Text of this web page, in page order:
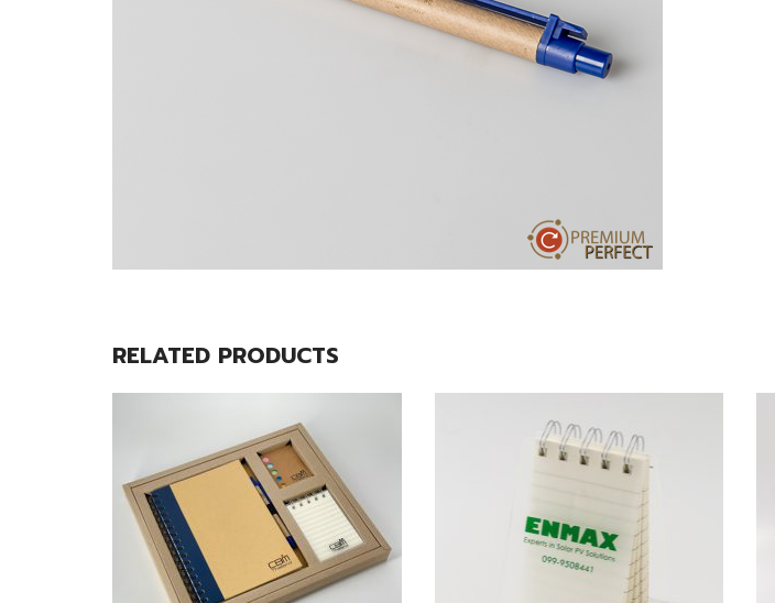
RELATED PRODUCTS